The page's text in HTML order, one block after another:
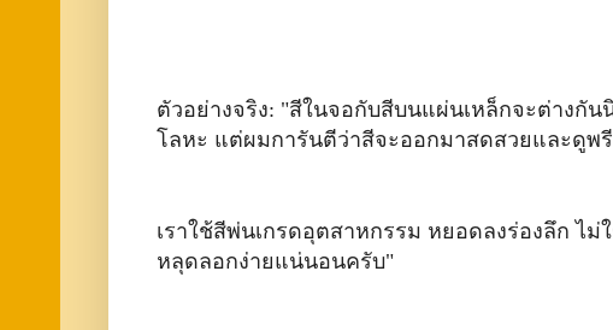
ตัวอย่างจริง: "สีในจอกับสีบนแผ่นเหล็กจะต่างกั
โลหะ แต่ผมการันตีว่าสีจะออกมาสดสวยและดูพ
เราใช้สีพ่นเกรดอุตสาหกรรม หยอดลงร่องลึก
หลุดลอกง่ายแน่นอนครับ"